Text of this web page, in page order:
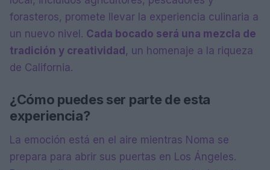
forasteros, promete llevar la experiencia culinaria a
un nuevo nivel. Cada bocado será una mezcla de
tradición y creatividad , un homenaje a la riqueza
de California.
¿Cómo puedes ser parte de esta
experiencia?
La emoción está en el aire mientras Noma se
prepara para abrir sus puertas en Los Ángeles.